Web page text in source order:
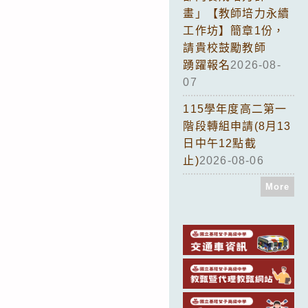
畫」【教師培力永續
工作坊】簡章1份，
請貴校鼓勵教師
踴躍報名2026-08-
07
115學年度高二第一
階段轉組申請(8月13
日中午12點截
止)2026-08-06
More